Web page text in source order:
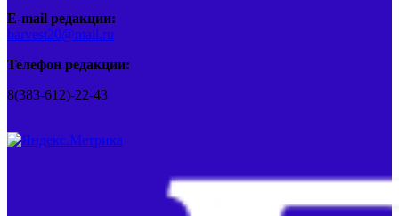
E-mail редакции:
barvest20@mail.ru
Телефон редакции:
8(383-612)-22-43